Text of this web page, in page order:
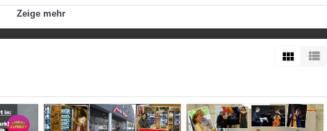
positiv eingestuft wird, ja sogar zukunftsweisend für andere Gruppen
nicole_maier laura_kobald kärnten
Zeige mehr